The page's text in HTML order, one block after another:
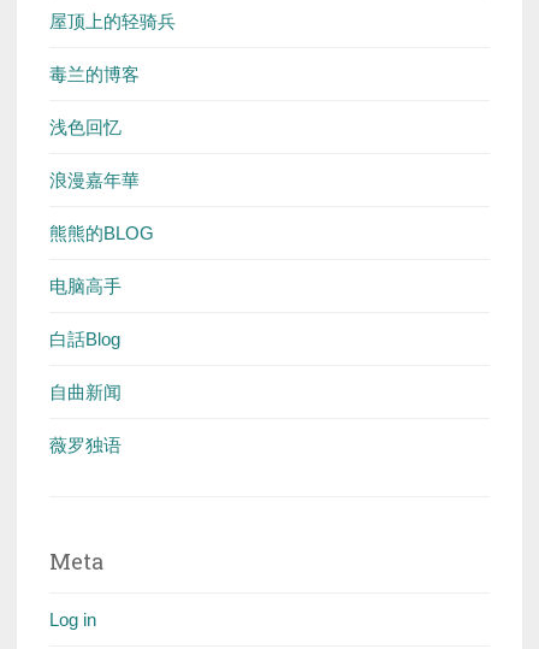
屋顶上的轻骑兵
毒兰的博客
浅色回忆
浪漫嘉年華
熊熊的BLOG
电脑高手
白話Blog
自曲新闻
薇罗独语
Meta
Log in